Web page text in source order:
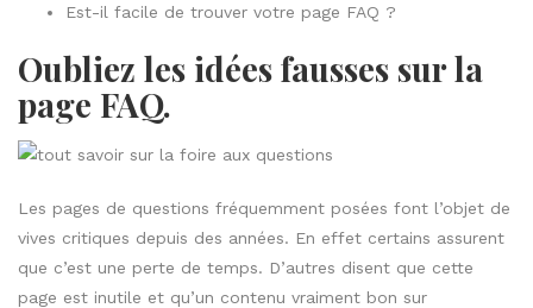
Est-il facile de trouver votre page FAQ ?
Oubliez les idées fausses sur la
page FAQ.
Les pages de questions fréquemment posées font l’objet de
vives critiques depuis des années. En effet certains assurent
que c’est une perte de temps. D’autres disent que cette
page est inutile et qu’un contenu vraiment bon sur